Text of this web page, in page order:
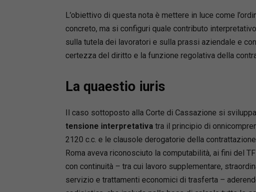
L’obiettivo di questa nota è mettere in luce come
concreto, ma si configuri quale contributo
sulla tutela dei lavoratori e sulla prassi aziendale e
certezza del diritto e la funzione regolativa della
La quaestio iuris
Il caso sottoposto alla Corte di Cassazione si
tensione interpretativa tra il principio di
2120 c.c. e le clausole derogatorie della
Roma aveva riconosciuto la computabilità, ai fini del
con continuità – tra cui lavoro supplementare,
servizio e trattamenti economici di trasferta –